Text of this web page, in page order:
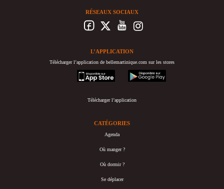
RÉSEAUX SOCIAUX
L’APPLICATION
Télécharger l’application de bellemartinique.com sur les stores
appstore
googleplay
Télécharger l’application
CATÉGORIES
Agenda
Où manger ?
Où dormir ?
Se déplacer